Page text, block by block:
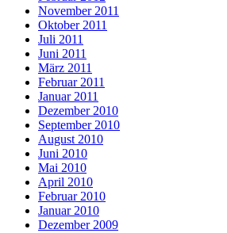
November 2011
Oktober 2011
Juli 2011
Juni 2011
März 2011
Februar 2011
Januar 2011
Dezember 2010
September 2010
August 2010
Juni 2010
Mai 2010
April 2010
Februar 2010
Januar 2010
Dezember 2009